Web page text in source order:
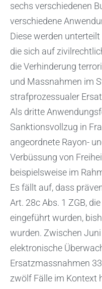
sechs verschiedenen
verschiedene
Diese werden
die sich auf
die Verhinderung
und Massnahmen im
strafprozessualer
Als dritte
Sanktionsvollzug in
angeordnete Rayon-
Verbüssung von
beispielsweise im
Es fällt auf, dass
Art. 28c Abs. 1 ZGB,
eingeführt wurden,
wurden. Zwischen
elektronische
Ersatzmassnahmen
zwölf Fälle im Kontext